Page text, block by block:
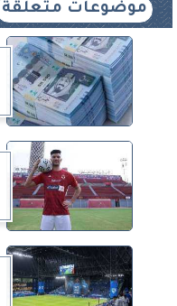
موضوعات متعلقة